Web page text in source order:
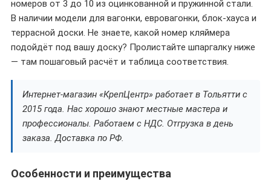
номеров от 3 до 10 из оцинкованной и пружинной стали.
В наличии модели для вагонки, евровагонки, блок-хауса и
террасной доски. Не знаете, какой номер кляймера
подойдёт под вашу доску? Пролистайте шпаргалку ниже
— там пошаговый расчёт и таблица соответствия.
Интернет-магазин «КрепЦентр» работает в Тольятти с
2015 года. Нас хорошо знают местные мастера и
профессионалы. Работаем с НДС. Отгрузка в день
заказа. Доставка по РФ.
Особенности и преимущества